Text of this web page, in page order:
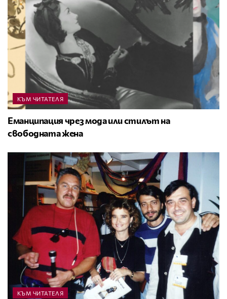
КЪМ ЧИТАТЕЛЯ
Еманципация чрез мода или стилът на
свободната жена
КЪМ ЧИТАТЕЛЯ